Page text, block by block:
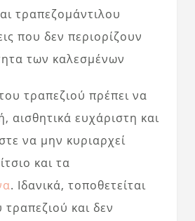
τραπεζομάντιλου
που δεν περιορίζουν
των καλεσμένων
τραπεζιού πρέπει να
αισθητικά ευχάριστη και
να μην κυριαρχεί
και τα
. Ιδανικά, τοποθετείται
και δεν